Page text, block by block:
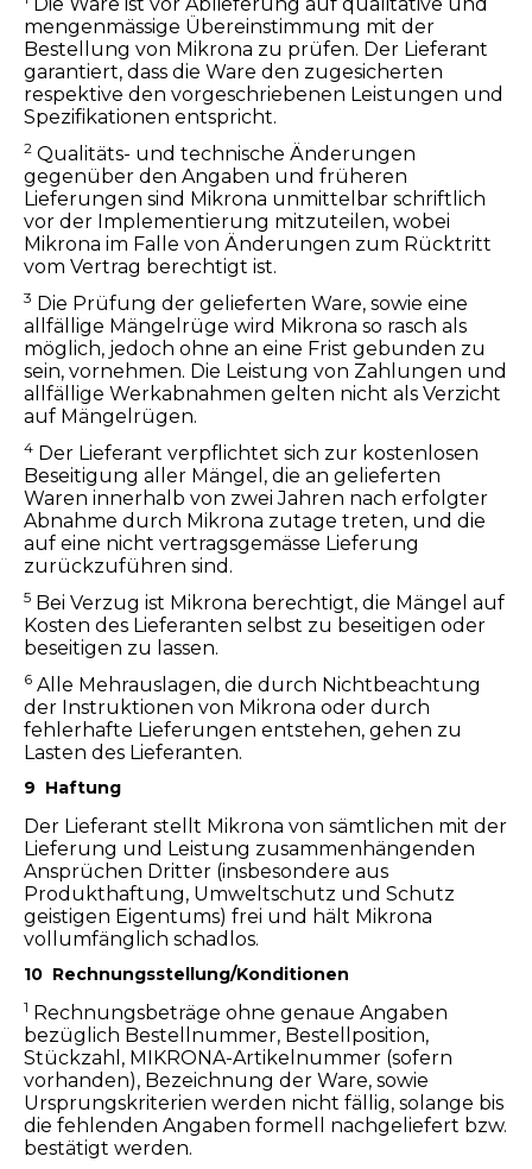
mengenmässige Übereinstimmung mit der
Bestellung von Mikrona zu prüfen. Der Lieferant
garantiert, dass die Ware den zugesicherten
respektive den vorgeschriebenen Leistungen und
Spezifikationen entspricht.
2 Qualitäts- und technische Änderungen
gegenüber den Angaben und früheren
Lieferungen sind Mikrona unmittelbar schriftlich
vor der Implementierung mitzuteilen, wobei
Mikrona im Falle von Änderungen zum Rücktritt
vom Vertrag berechtigt ist.
3 Die Prüfung der gelieferten Ware, sowie eine
allfällige Mängelrüge wird Mikrona so rasch als
möglich, jedoch ohne an eine Frist gebunden zu
sein, vornehmen. Die Leistung von Zahlungen und
allfällige Werkabnahmen gelten nicht als Verzicht
auf Mängelrügen.
4 Der Lieferant verpflichtet sich zur kostenlosen
Beseitigung aller Mängel, die an gelieferten
Waren innerhalb von zwei Jahren nach erfolgter
Abnahme durch Mikrona zutage treten, und die
auf eine nicht vertragsgemässe Lieferung
zurückzuführen sind.
5 Bei Verzug ist Mikrona berechtigt, die Mängel auf
Kosten des Lieferanten selbst zu beseitigen oder
beseitigen zu lassen.
6 Alle Mehrauslagen, die durch Nichtbeachtung
der Instruktionen von Mikrona oder durch
fehlerhafte Lieferungen entstehen, gehen zu
Lasten des Lieferanten.
9 Haftung
Der Lieferant stellt Mikrona von sämtlichen mit der
Lieferung und Leistung zusammenhängenden
Ansprüchen Dritter (insbesondere aus
Produkthaftung, Umweltschutz und Schutz
geistigen Eigentums) frei und hält Mikrona
vollumfänglich schadlos.
10 Rechnungsstellung/Konditionen
1 Rechnungsbeträge ohne genaue Angaben
bezüglich Bestellnummer, Bestellposition,
Stückzahl, MIKRONA-Artikelnummer (sofern
vorhanden), Bezeichnung der Ware, sowie
Ursprungskriterien werden nicht fällig, solange bis
die fehlenden Angaben formell nachgeliefert bzw.
bestätigt werden.